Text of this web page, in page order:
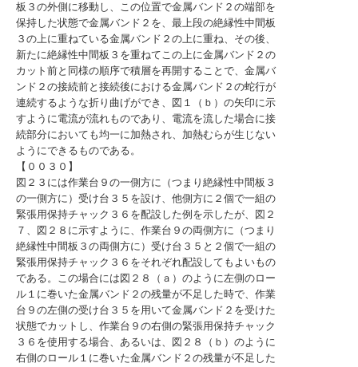
板３の外側に移動し、この位置で金属バンド２の端部を
保持した状態で金属バンド２を、最上段の絶縁性中間板
３の上に重ねている金属バンド２の上に重ね、その後、
新たに絶縁性中間板３を重ねてこの上に金属バンド２の
カット前と同様の順序で積層を再開することで、金属バ
ンド２の接続前と接続後における金属バンド２の蛇行が
連続するような折り曲げができ、図１（ｂ）の矢印に示
すように電流が流れものであり、電流を流した場合に接
続部分においても均一に加熱され、加熱むらが生じない
ようにできるものである。
【００３０】
図２３には作業台９の一側方に（つまり絶縁性中間板３
の一側方に）受け台３５を設け、他側方に２個で一組の
緊張用保持チャック３６を配設した例を示したが、図２
７、図２８に示すように、作業台９の両側方に（つまり
絶縁性中間板３の両側方に）受け台３５と２個で一組の
緊張用保持チャック３６をそれぞれ配設してもよいもの
である。この場合には図２８（ａ）のように左側のロー
ル１に巻いた金属バンド２の残量が不足した時で、作業
台９の左側の受け台３５を用いて金属バンド２を受けた
状態でカットし、作業台９の右側の緊張用保持チャック
３６を使用する場合、あるいは、図２８（ｂ）のように
右側のロール１に巻いた金属バンド２の残量が不足した